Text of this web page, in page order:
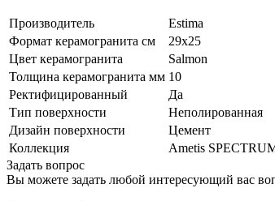
Производитель
Estima
Формат керамогранита см
29х25
Цвет керамогранита
Salmon
Толщина керамогранита мм 10
Ректифицированный
Да
Тип поверхности
Неполированная
Дизайн поверхности
Цемент
Коллекция
Ametis
Задать вопрос
Вы можете задать любой интересующий вас